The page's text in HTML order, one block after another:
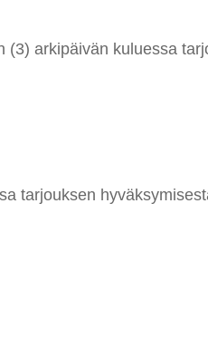
arkipäivän kuluessa
tarjouksen